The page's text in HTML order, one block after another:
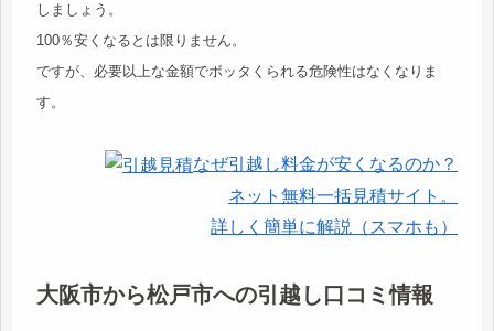
しましょう。
100％安くなるとは限りません。
ですが、必要以上な金額でボッタくられる危険性はなくなりま
す。
なぜ引越し料金が安くなるのか？
ネット無料一括見積サイト。
詳しく簡単に解説（スマホも）
大阪市から松戸市への引越し口コミ情報